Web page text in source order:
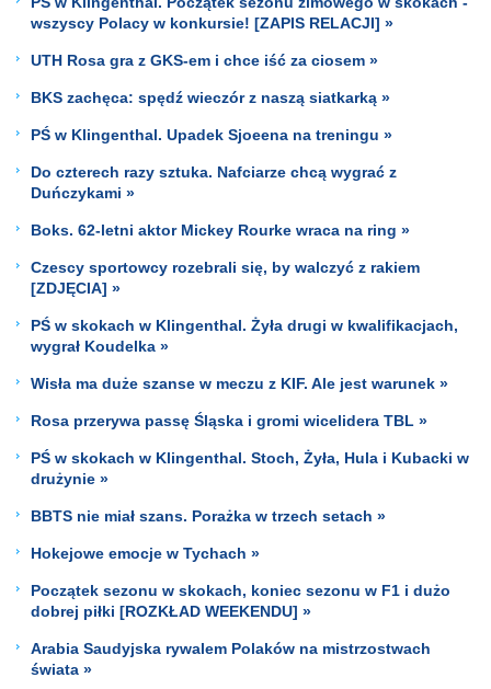
wszyscy Polacy w konkursie! [ZAPIS RELACJI] »
UTH Rosa gra z GKS-em i chce iść za ciosem »
BKS zachęca: spędź wieczór z naszą siatkarką »
PŚ w Klingenthal. Upadek Sjoeena na treningu »
Do czterech razy sztuka. Nafciarze chcą wygrać z
Duńczykami »
Boks. 62-letni aktor Mickey Rourke wraca na ring »
Czescy sportowcy rozebrali się, by walczyć z rakiem
[ZDJĘCIA] »
PŚ w skokach w Klingenthal. Żyła drugi w kwalifikacjach,
wygrał Koudelka »
Wisła ma duże szanse w meczu z KIF. Ale jest warunek »
Rosa przerywa passę Śląska i gromi wicelidera TBL »
PŚ w skokach w Klingenthal. Stoch, Żyła, Hula i Kubacki w
drużynie »
BBTS nie miał szans. Porażka w trzech setach »
Hokejowe emocje w Tychach »
Początek sezonu w skokach, koniec sezonu w F1 i dużo
dobrej piłki [ROZKŁAD WEEKENDU] »
Arabia Saudyjska rywalem Polaków na mistrzostwach
świata »